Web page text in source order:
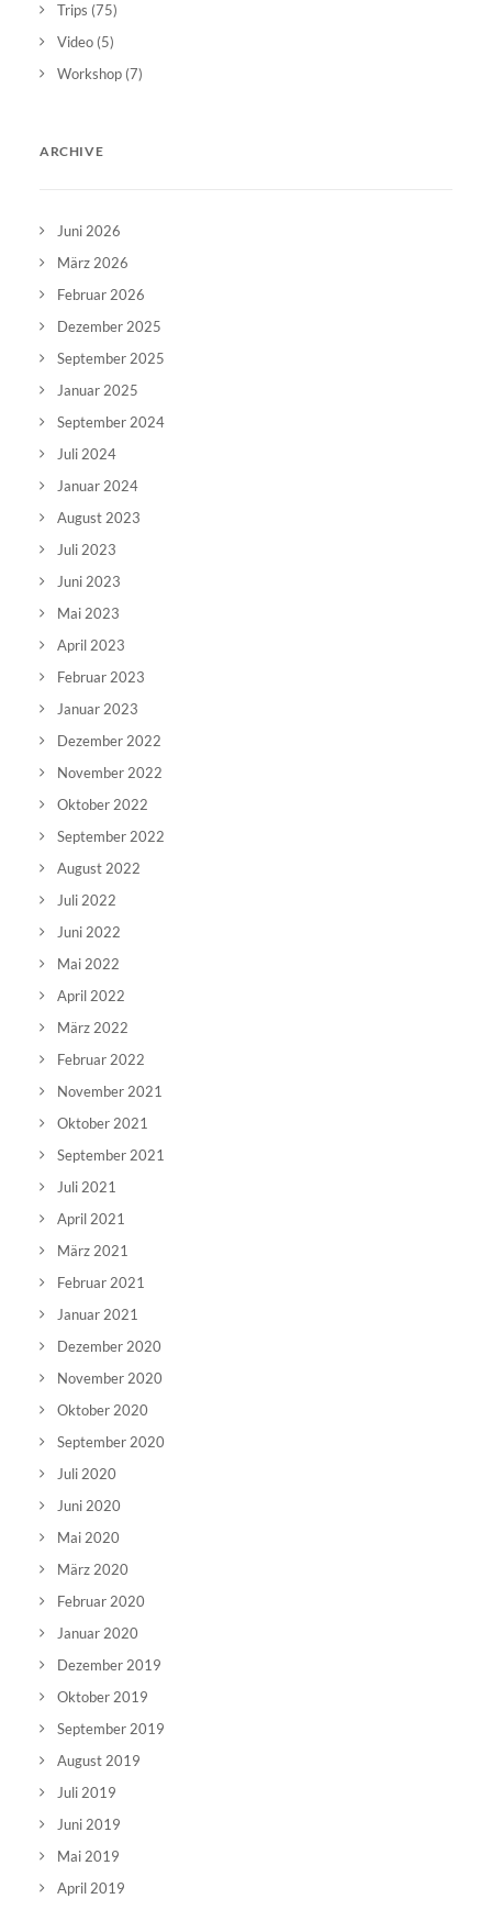
Trips (75)
Video (5)
Workshop (7)
ARCHIVE
Juni 2026
März 2026
Februar 2026
Dezember 2025
September 2025
Januar 2025
September 2024
Juli 2024
Januar 2024
August 2023
Juli 2023
Juni 2023
Mai 2023
April 2023
Februar 2023
Januar 2023
Dezember 2022
November 2022
Oktober 2022
September 2022
August 2022
Juli 2022
Juni 2022
Mai 2022
April 2022
März 2022
Februar 2022
November 2021
Oktober 2021
September 2021
Juli 2021
April 2021
März 2021
Februar 2021
Januar 2021
Dezember 2020
November 2020
Oktober 2020
September 2020
Juli 2020
Juni 2020
Mai 2020
März 2020
Februar 2020
Januar 2020
Dezember 2019
Oktober 2019
September 2019
August 2019
Juli 2019
Juni 2019
Mai 2019
April 2019